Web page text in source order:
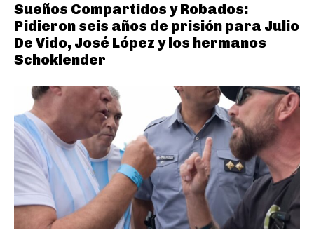
Sueños Compartidos y Robados:
Pidieron seis años de prisión para Julio
De Vido, José López y los hermanos
Schoklender